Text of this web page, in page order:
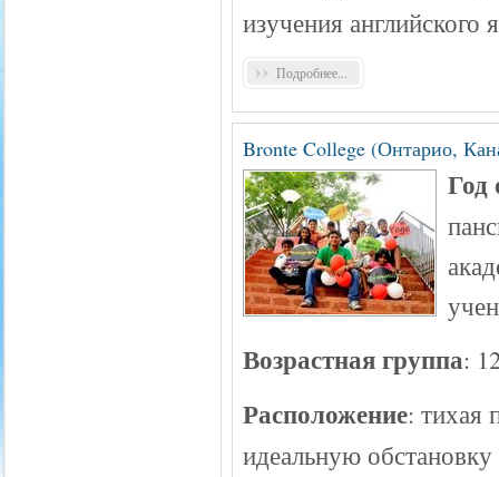
изучения английского
Подробнее...
Bronte College (Онтарио,
Год
Возрастная группа:
Расположение: тихая
идеальную